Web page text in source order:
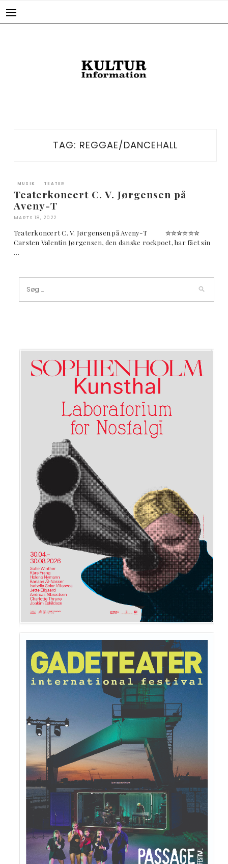
TAG: REGGAE/DANCEHALL
MUSIK TEATER
Teaterkoncert C. V. Jørgensen på
Aveny-T
MARTS 18, 2022
Teaterkoncert C. V. Jørgensen på Aveny-T ✮✮✮✮✮✮
Carsten Valentin Jørgensen, den danske rockpoet, har fået sin
…